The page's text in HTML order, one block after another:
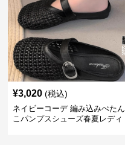
¥3,020 (税込)
ネイビーコーデ 編み込みぺたん
こパンプスシューズ春夏レディ